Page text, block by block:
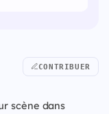
CONTRIBUER
scène dans